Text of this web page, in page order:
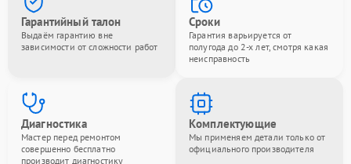
Гарантийный талон
Выдаём гарантию вне
зависимости от сложности работ
Сроки
Гарантия варьируется от
полугода до 2-х лет, смотря какая
неисправность
Диагностика
Мастер перед ремонтом
совершенно бесплатно
производит диагностику
Комплектующие
Мы применяем детали только от
официального производителя